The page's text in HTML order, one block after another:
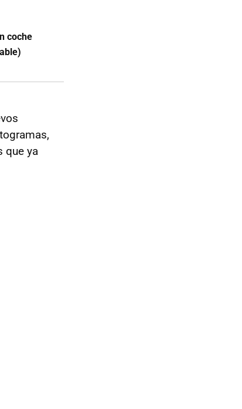
coche
que ya